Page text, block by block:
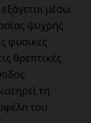
μέσω
ψυχρής
φυσικές
θρεπτικές
τη
του.